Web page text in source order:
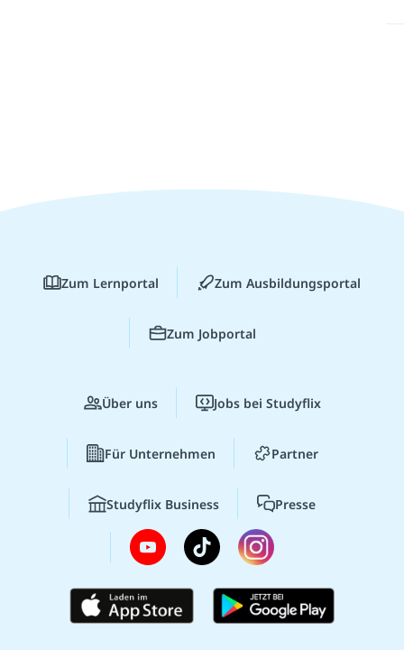
Zum Lernportal Zum Ausbildungsportal
Zum Jobportal
Über uns Jobs bei Studyflix
Für Unternehmen Partner
Studyflix Business Presse